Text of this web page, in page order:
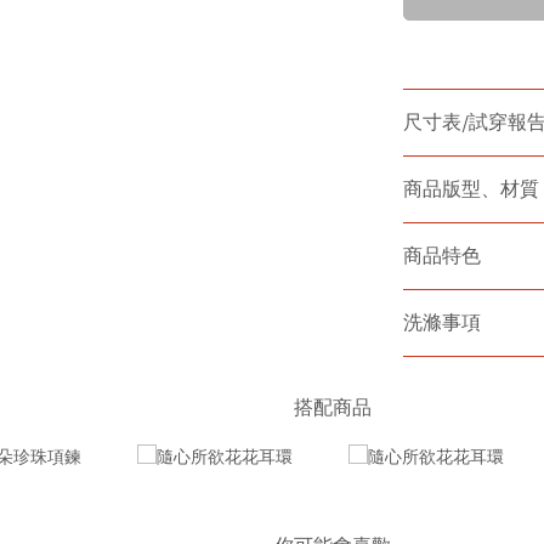
尺寸表/試穿報
商品版型、材質
商品特色
洗滌事項
搭配商品